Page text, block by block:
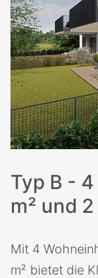
Typ B -
m² und
Mit 4
m² bietet die